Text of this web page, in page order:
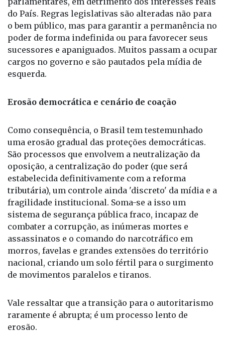
poder de forma indefinida ou para favorecer seus
sucessores e apaniguados. Muitos passam a ocupar
cargos no governo e são pautados pela mídia de
esquerda.
Erosão democrática e cenário de coação
Como consequência, o Brasil tem testemunhado
oposição, a centralização do poder (que será
estabelecida definitivamente com a reforma
tributária), um controle ainda 'discreto' da mídia e a
fragilidade institucional. Soma-se a isso um
sistema de segurança pública fraco, incapaz de
combater a corrupção, as inúmeras mortes e
assassinatos e o comando do narcotráfico em
morros, favelas e grandes extensões do território
nacional, criando um solo fértil para o surgimento
de movimentos paralelos e tiranos.
Vale ressaltar que a transição para o autoritarismo
O Brasil já tem sido apontado em certos contextos